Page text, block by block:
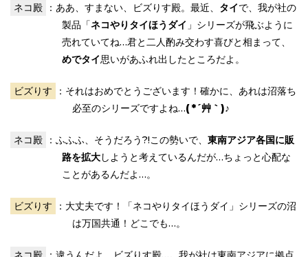
ネコ殿 ：ああ、すまない、ビズりす殿。最近、 タイで、我が社の
製品「ネコやりタイほうダイ 」シリーズが飛ぶように
売れていてね…君と二人酌み交わす喜びと相まって、
めでタイ思いがあふれ出したところだよ。
ビズりす
：それはおめでとうございます！確かに、あれは沼落ち
必至のシリーズですよね…( *´艸｀)♪
ネコ殿 ：ふふふ、そうだろう?!この勢いで、 東南アジア各国に販
路を拡大しようと考えているんだが…ちょっと心配な
ことがあるんだよ…。
ビズりす
：大丈夫です！「ネコやりタイほうダイ」シリーズの沼
は万国共通！どこでも…。